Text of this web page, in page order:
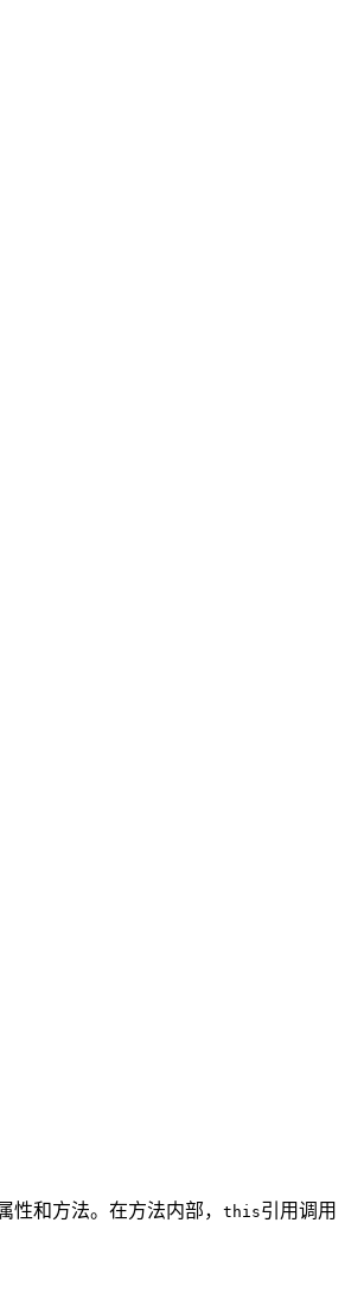
性和方法。在方法内部， this引用调用